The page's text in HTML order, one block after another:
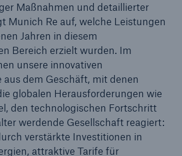
Maßnahmen und detaillierter
Munich Re auf, welche Leistungen
Jahren in diesem
Bereich erzielt wurden. Im
unsere innovativen
aus dem Geschäft, mit denen
globalen Herausforderungen wie
den technologischen Fortschritt
werdende Gesellschaft reagiert:
verstärkte Investitionen in
attraktive Tarife für
der Anteil der nicht
aus Naturkatastrophen